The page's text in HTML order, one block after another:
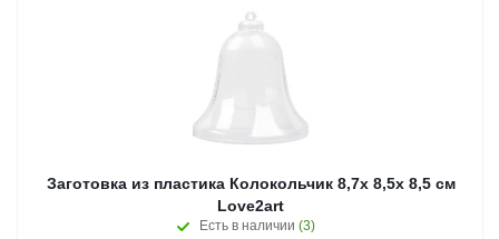
Заготовка из пластика Колокольчик 8,7х 8,5х 8,5 см
Love2art
Есть в наличии (3)